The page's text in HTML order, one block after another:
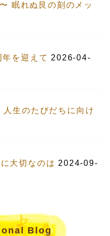
眠れぬ艮の刻のメッ
を迎えて 2026-04-
人生のたびだちに向け
大切なのは 2024-09-
Blog